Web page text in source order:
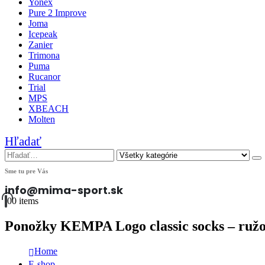
Yonex
Pure 2 Improve
Joma
Icepeak
Zanier
Trimona
Puma
Rucanor
Trial
MPS
XBEACH
Molten
Hľadať
Sme tu pre Vás
info@mima-sport.sk
00 items
Ponožky KEMPA Logo classic socks –
Home